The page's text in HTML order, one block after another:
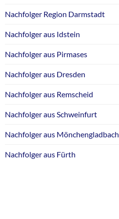
Nachfolger Region Darmstadt
Nachfolger aus Idstein
Nachfolger aus Pirmases
Nachfolger aus Dresden
Nachfolger aus Remscheid
Nachfolger aus Schweinfurt
Nachfolger aus Mönchengladbach
Nachfolger aus Fürth